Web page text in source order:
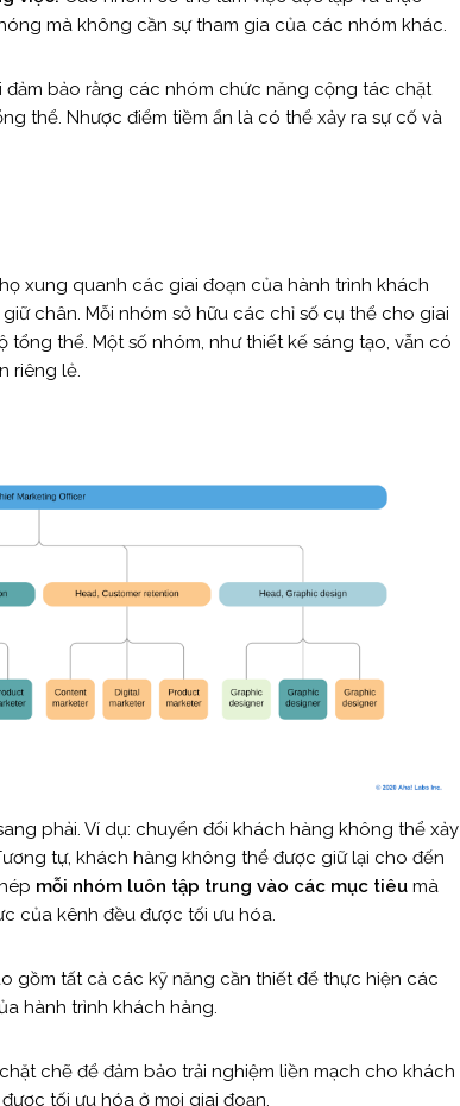
mà không cần sự tham gia của các nhóm khác.
bảo rằng các nhóm chức năng cộng tác chặt
thể. Nhược điểm tiềm ẩn là có thể xảy ra sự cố và
xung quanh các giai đoạn của hành trình khách
chân. Mỗi nhóm sở hữu các chỉ số cụ thể cho giai
thể. Một số nhóm, như thiết kế sáng tạo, vẫn có
riêng lẻ.
phải. Ví dụ: chuyển đổi khách hàng không thể xảy
tự, khách hàng không thể được giữ lại cho đến
mỗi nhóm luôn tập trung vào các mục tiêu mà
của kênh đều được tối ưu hóa.
gồm tất cả các kỹ năng cần thiết để thực hiện các
hành trình khách hàng.
chẽ để đảm bảo trải nghiệm liền mạch cho khách
tối ưu hóa ở mọi giai đoạn.